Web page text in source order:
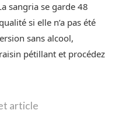
sangria se garde 48
si elle n’a pas été
sans alcool,
pétillant et procédez
article